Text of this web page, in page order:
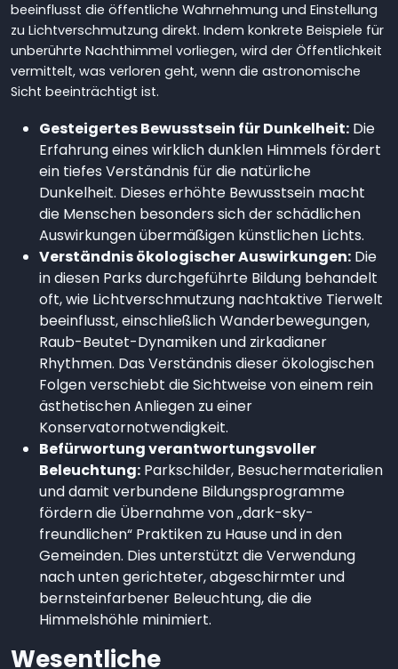
beeinflusst die öffentliche Wahrnehmung und Einstellung
zu Lichtverschmutzung direkt. Indem konkrete Beispiele für
unberührte Nachthimmel vorliegen, wird der Öffentlichkeit
vermittelt, was verloren geht, wenn die astronomische
Sicht beeinträchtigt ist.
Gesteigertes Bewusstsein für Dunkelheit: Die
Erfahrung eines wirklich dunklen Himmels fördert
ein tiefes Verständnis für die natürliche
Dunkelheit. Dieses erhöhte Bewusstsein macht
die Menschen besonders sich der schädlichen
Auswirkungen übermäßigen künstlichen Lichts.
Verständnis ökologischer Auswirkungen: Die
in diesen Parks durchgeführte Bildung behandelt
oft, wie Lichtverschmutzung nachtaktive Tierwelt
beeinflusst, einschließlich Wanderbewegungen,
Raub-Beutet-Dynamiken und zirkadianer
Rhythmen. Das Verständnis dieser ökologischen
Folgen verschiebt die Sichtweise von einem rein
ästhetischen Anliegen zu einer
Konservatornotwendigkeit.
Befürwortung verantwortungsvoller
Beleuchtung: Parkschilder, Besuchermaterialien
und damit verbundene Bildungsprogramme
fördern die Übernahme von „dark-sky-
freundlichen“ Praktiken zu Hause und in den
Gemeinden. Dies unterstützt die Verwendung
nach unten gerichteter, abgeschirmter und
bernsteinfarbener Beleuchtung, die die
Himmelshöhle minimiert.
Wesentliche